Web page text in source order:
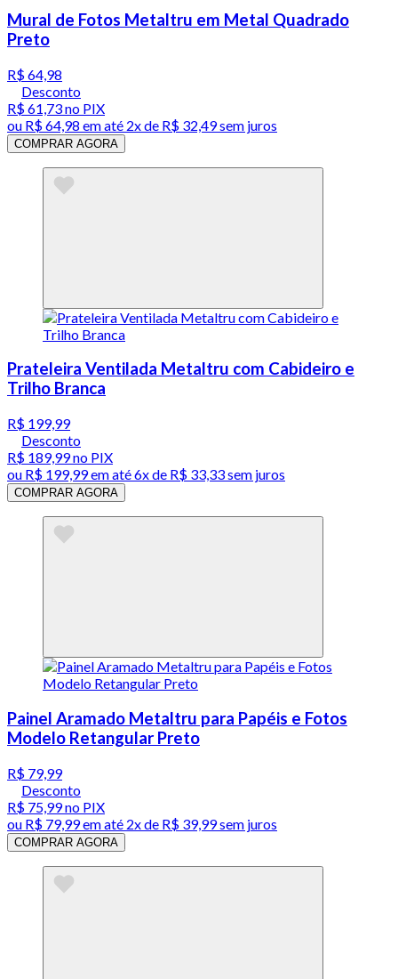
Mural de Fotos Metaltru em Metal Quadrado
Preto
R$ 64,98
Desconto
R$ 61,73no PIX
ou R$ 64,98 em até 2x de R$ 32,49 sem juros
COMPRAR AGORA
Prateleira Ventilada Metaltru com Cabideiro e
Trilho Branca
R$ 199,99
Desconto
R$ 189,99no PIX
ou R$ 199,99em até6x de R$ 33,33 sem juros
COMPRAR AGORA
Painel Aramado Metaltru para Papéis e Fotos
Modelo Retangular Preto
R$ 79,99
Desconto
R$ 75,99no PIX
ou R$ 79,99em até 2x de R$ 39,99 sem juros
COMPRAR AGORA